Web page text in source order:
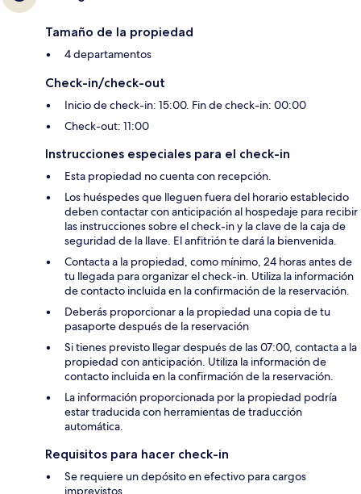
Tamaño de la propiedad
4 departamentos
Check-in/check-out
Inicio de check-in: 15:00. Fin de check-in: 00:00
Check-out: 11:00
Instrucciones especiales para el check-in
Esta propiedad no cuenta con recepción.
Los huéspedes que lleguen fuera del horario establecido
deben contactar con anticipación al hospedaje para recibir
las instrucciones sobre el check-in y la clave de la caja de
seguridad de la llave. El anfitrión te dará la bienvenida.
Contacta a la propiedad, como mínimo, 24 horas antes de
tu llegada para organizar el check-in. Utiliza la información
de contacto incluida en la confirmación de la reservación.
Deberás proporcionar a la propiedad una copia de tu
pasaporte después de la reservación
Si tienes previsto llegar después de las 07:00, contacta a la
propiedad con anticipación. Utiliza la información de
contacto incluida en la confirmación de la reservación.
La información proporcionada por la propiedad podría
estar traducida con herramientas de traducción
automática.
Requisitos para hacer check-in
Se requiere un depósito en efectivo para cargos
imprevistos